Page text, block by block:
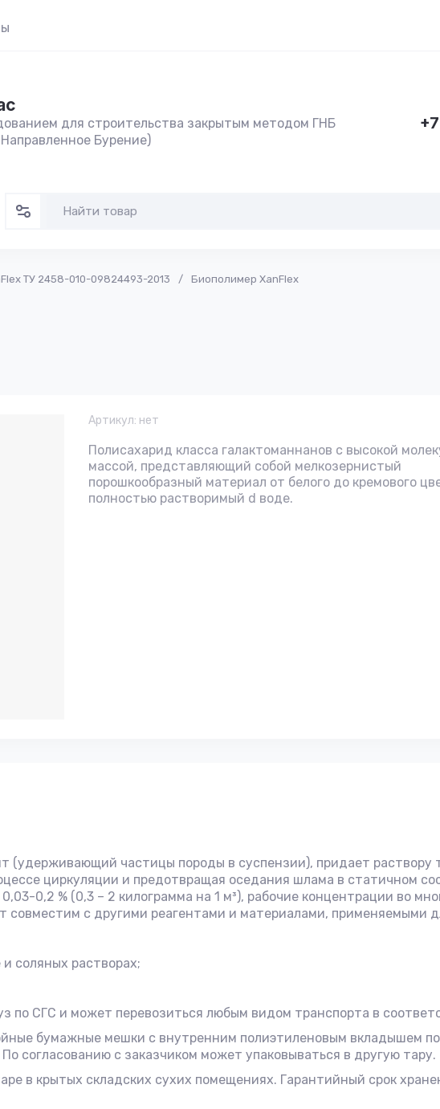
для строительства закрытым методом ГНБ
Бурение)
ТУ 2458-010-09824493-2013 / Биополимер XanFlex
Артикул: нет
Полисахарид класса галактоманнанов с высокой
массой, представляющий собой мелкозернистый
порошкообразный материал от белого до кремового
полностью растворимый d воде.
(удерживающий частицы породы в суспензии), придает раствору
циркуляции и предотвращая оседания шлама в статичном
0,2 % (0,3 – 2 килограмма на 1 м³), рабочие концентрации во
совместим с другими реагентами и материалами, применяемыми
соляных растворах;
по СГС и может перевозиться любым видом транспорта в
бумажные мешки с внутренним полиэтиленовым вкладышем
согласованию с заказчиком может упаковываться в другую тару.
в крытых складских сухих помещениях. Гарантийный срок